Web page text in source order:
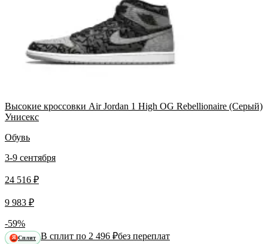
Высокие кроссовки Air Jordan 1 High OG Rebellionaire (Серый)
Унисекс
Обувь
3-9 сентября
24 516 ₽
9 983 ₽
-59%
Я Сплит В сплит по 2 496 ₽без переплат